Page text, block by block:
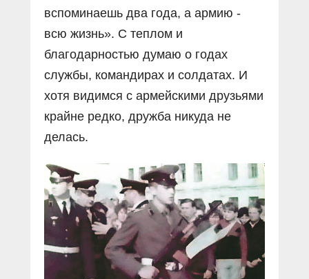
вспоминаешь два года, а армию -
всю жизнь». С теплом и
благодарностью думаю о годах
службы, командирах и солдатах. И
хотя видимся с армейскими друзьями
крайне редко, дружба никуда не
делась.